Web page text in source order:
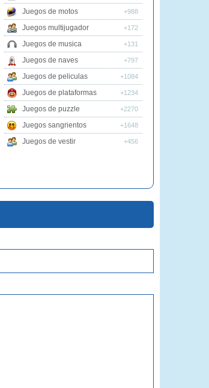
Juegos de motos +988
Juegos multijugador +172
Juegos de musica +131
Juegos de naves +797
Juegos de peliculas +1084
Juegos de plataformas +1234
Juegos de puzzle +2270
Juegos sangrientos +1648
Juegos de vestir +456